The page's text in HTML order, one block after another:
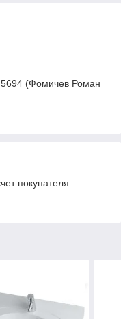
(Фомичев Роман
покупателя